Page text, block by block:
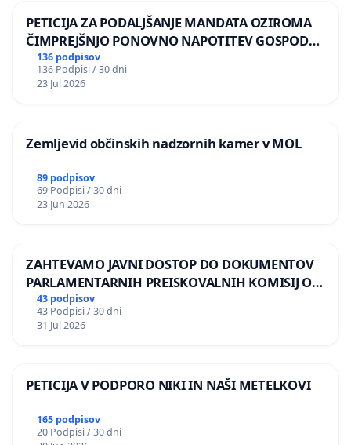
PETICIJA ZA PODALJŠANJE MANDATA OZIROMA
ČIMPREJŠNJO PONOVNO NAPOTITEV GOSPODA
BERNARDA ŠRAJNERJA NA VELEPOSLANIŠTVO
REPUBLIKE SLOVENIJE V MOSKVI
136 podpisov
136 Podpisi / 30 dni
23 Jul 2026
Zemljevid občinskih nadzornih kamer v MOL
89 podpisov
69 Podpisi / 30 dni
23 Jun 2026
ZAHTEVAMO JAVNI DOSTOP DO DOKUMENTOV
PARLAMENTARNIH PREISKOVALNIH KOMISIJ O
ILEGALNI TRGOVINI Z OROŽJEM
43 podpisov
43 Podpisi / 30 dni
31 Jul 2026
PETICIJA V PODPORO NIKI IN NAŠI METELKOVI
165 podpisov
20 Podpisi / 30 dni